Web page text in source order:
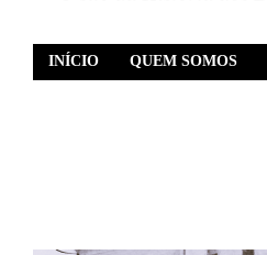
INÍCIO QUEM SOMOS